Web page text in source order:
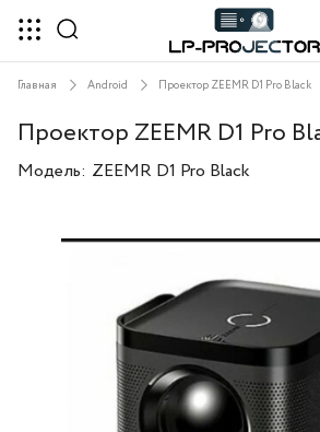
Главная Android Проектор ZEEMR D1 Pro Black
Проектор ZEEMR D1 Pro
Модель: ZEEMR D1 Pro Black